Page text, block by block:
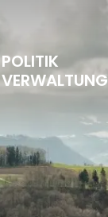
POLITIK
VERWALTUNG